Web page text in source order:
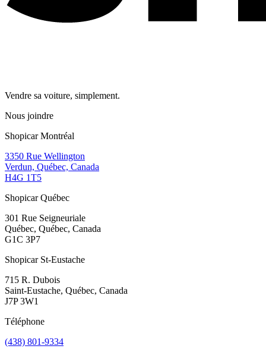
Vendre sa voiture, simplement.
Nous joindre
Shopicar Montréal
3350 Rue Wellington
Verdun, Québec, Canada
H4G 1T5
Shopicar Québec
301 Rue Seigneuriale
Québec, Québec, Canada
G1C 3P7
Shopicar St-Eustache
715 R. Dubois
Saint-Eustache, Québec, Canada
J7P 3W1
Téléphone
(438) 801-9334